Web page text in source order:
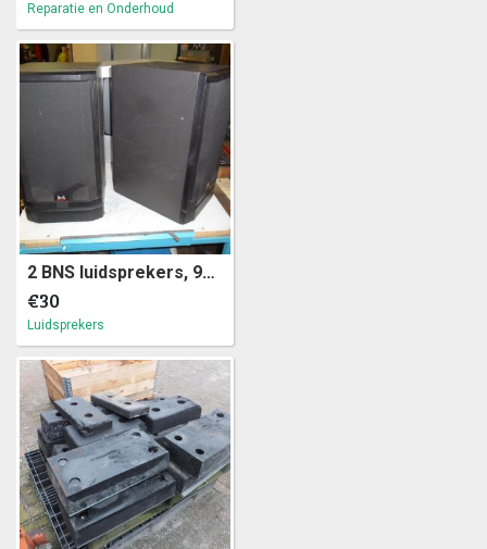
Reparatie en Onderhoud
2 BNS luidsprekers, 90 watt, 2,5 way (a3)30
€30
Luidsprekers